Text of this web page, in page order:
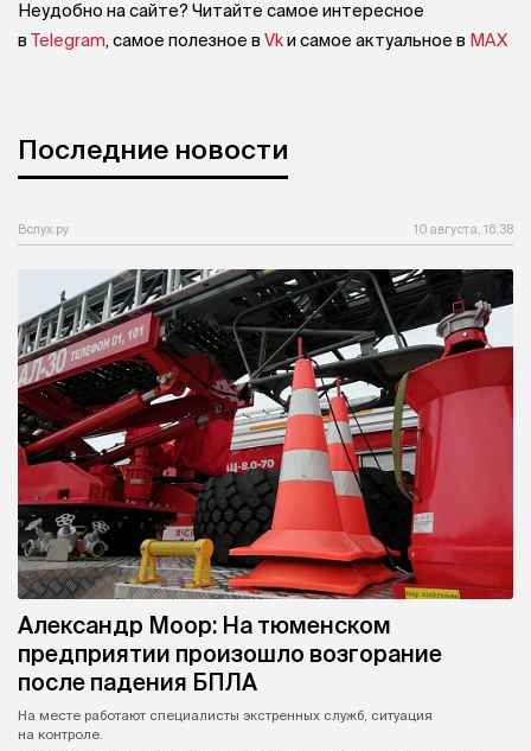
Неудобно на сайте? Читайте самое интересное
в Telegram, самое полезное в Vkи самое актуальное в MAX
Последние новости
Вслух.ру 10 августа, 16:38
Александр Моор: На тюменском
предприятии произошло возгорание
после падения БПЛА
На месте работают специалисты экстренных служб, ситуация
на контроле.